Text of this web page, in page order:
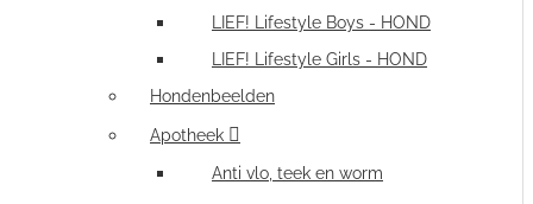
LIEF! Lifestyle Boys - HOND
LIEF! Lifestyle Girls - HOND
Hondenbeelden
Apotheek
Anti vlo, teek en worm